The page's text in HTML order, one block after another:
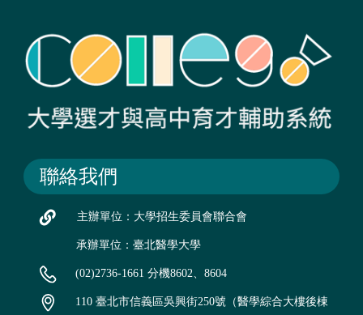
聯絡我們
主辦單位：大學招生委員會聯合會
承辦單位：臺北醫學大學
(02)2736-1661 分機8602、8604
110 臺北市信義區吳興街250號（醫學綜合大樓後棟